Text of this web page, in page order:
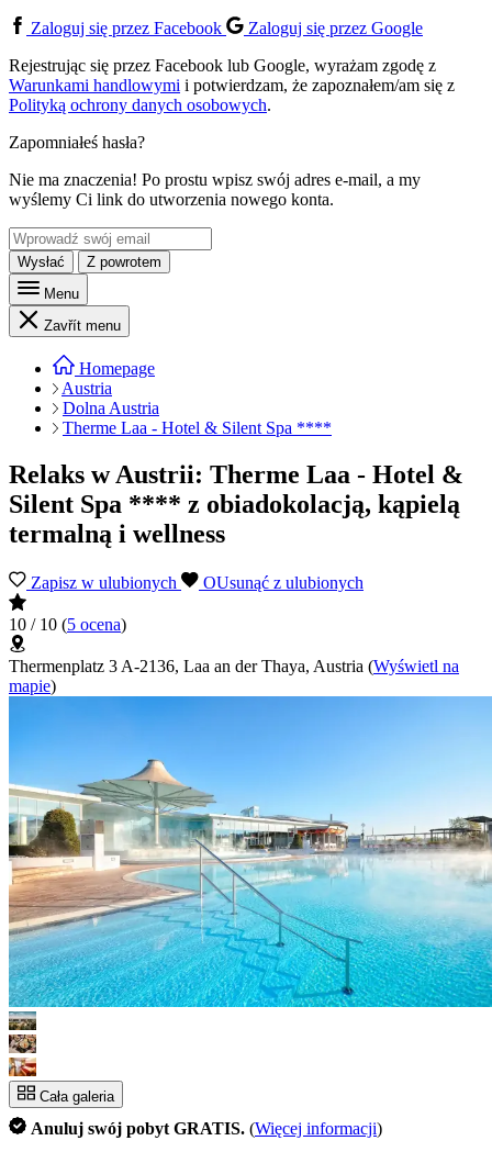
Zaloguj się przez Facebook
Zaloguj się przez Google
Rejestrując się przez Facebook lub Google, wyrażam zgodę z
Warunkami handlowymi i potwierdzam, że zapoznałem/am się z
Polityką ochrony danych osobowych.
Zapomniałeś hasła?
Nie ma znaczenia! Po prostu wpisz swój adres e-mail, a my
wyślemy Ci link do utworzenia nowego konta.
Wysłać
Z powrotem
Menu
Zavřít menu
Homepage
Austria
Dolna Austria
Therme Laa - Hotel & Silent Spa ****
Relaks w Austrii: Therme Laa - Hotel &
Silent Spa **** z obiadokolacją, kąpielą
termalną i wellness
Zapisz w ulubionych OUsunąć z ulubionych
10 / 10 (5 ocena)
Thermenplatz 3 A-2136, Laa an der Thaya, Austria (Wyświetl na
mapie)
Cała galeria
Anuluj swój pobyt GRATIS. (Więcej informacji)